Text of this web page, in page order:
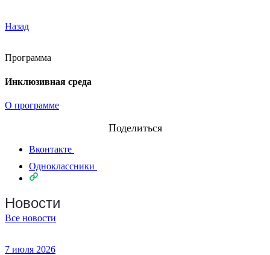
Назад
Программа
Инклюзивная среда
О программе
Поделиться
Вконтакте
Одноклассники
Новости
Все новости
7 июля 2026